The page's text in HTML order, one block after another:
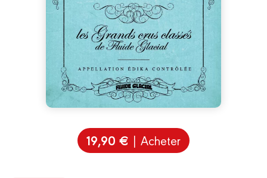
19,90 € | Acheter